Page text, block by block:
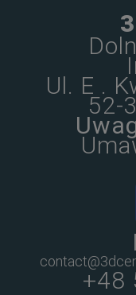
Ul. E .
52-
+48